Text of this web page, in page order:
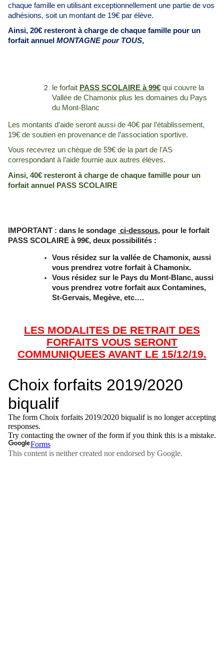
chaque famille en utilisant exceptionnellement une partie de vos
adhésions, soit un montant de 19€ par élève.
Ainsi, 20€ resteront à charge de chaque famille pour un
forfait annuel MONTAGNE pour TOUS,
le forfait PASS SCOLAIRE à 99€ qui couvre la
Vallée de Chamonix plus les domaines du Pays
du Mont-Blanc
Les montants d’aide seront aussi de 40€ par l’établissement,
19€ de soutien en provenance de l’association sportive.
Vous recevrez un chèque de 59€ de la part de l’AS
correspondant à l’aide fournie aux autres élèves.
Ainsi, 40€ resteront à charge de chaque famille pour un
forfait annuel PASS SCOLAIRE
IMPORTANT : dans le sondage ci-dessous, pour le forfait
PASS SCOLAIRE à 99€, deux possibilités :
Vous résidez sur la vallée de Chamonix, aussi
vous prendrez votre forfait à Chamonix.
Vous résidez sur le Pays du Mont-Blanc, aussi
vous prendrez votre forfait aux Contamines,
St-Gervais, Megève, etc….
LES MODALITES DE RETRAIT DES
FORFAITS VOUS SERONT
COMMUNIQUEES AVANT LE 15/12/19.